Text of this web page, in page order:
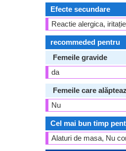
Efecte secundare
Reactie alergica,
recommeded pentru
Femeile gravide
da
Femeile care
Nu
Cel mai bun timp
Alaturi de masa, Nu